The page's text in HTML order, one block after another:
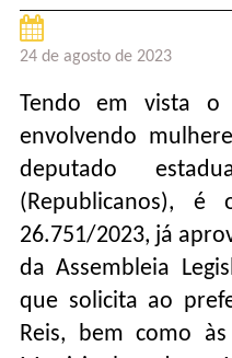
24 de agosto de 2023
Tendo em vista o
envolvendo
deputado
(Republicanos),
26.751/2023, já
da Assembleia
que solicita ao
Reis, bem como às